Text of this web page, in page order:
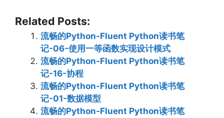
Related Posts:
流畅的Python-Fluent Python读书笔
记-06-使用一等函数实现设计模式
流畅的Python-Fluent Python读书笔
记-16-协程
流畅的Python-Fluent Python读书笔
记-01-数据模型
流畅的Python-Fluent Python读书笔